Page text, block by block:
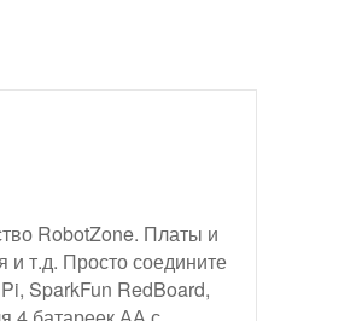
RobotZone. Платы и
и т.д. Просто соедините
SparkFun RedBoard,